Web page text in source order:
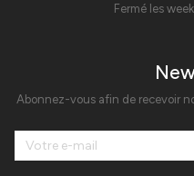
Fermé les
Abonnez-vous afin de recevoir